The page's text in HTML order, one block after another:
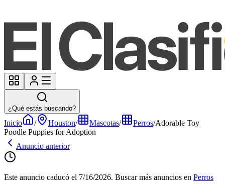
¿Qué estás buscando?
Inicio / Houston/ Mascotas/ Perros/Adorable Toy
Poodle Puppies for Adoption
Anuncio anterior
Este anuncio caducó el 7/16/2026. Buscar más anuncios en Perros